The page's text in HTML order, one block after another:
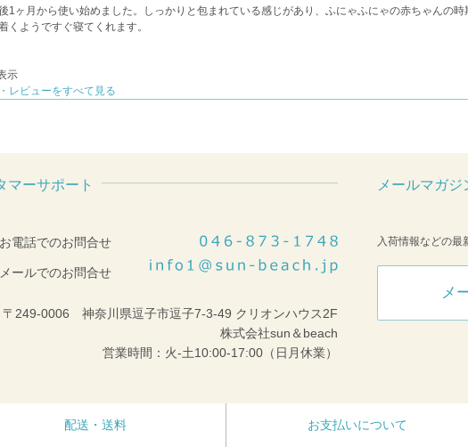
1ヶ月から使い始めました。しっかりと包まれている感じがあり、ふにゃふにゃの赤ちゃんの
くようですぐ寝てくれます。
示
レビューをすべて見る
マーサポート
お電話でのお問合せ
メールでのお問合せ
〒249-0006 神奈川県逗子市逗子7-3-49 クリオンハウス2F
株式会社sun＆beach
営業時間：火-土10:00-17:00（日月休業）
メールマガジ
入荷情報などの最
メ
配送・送料 お支払いについて